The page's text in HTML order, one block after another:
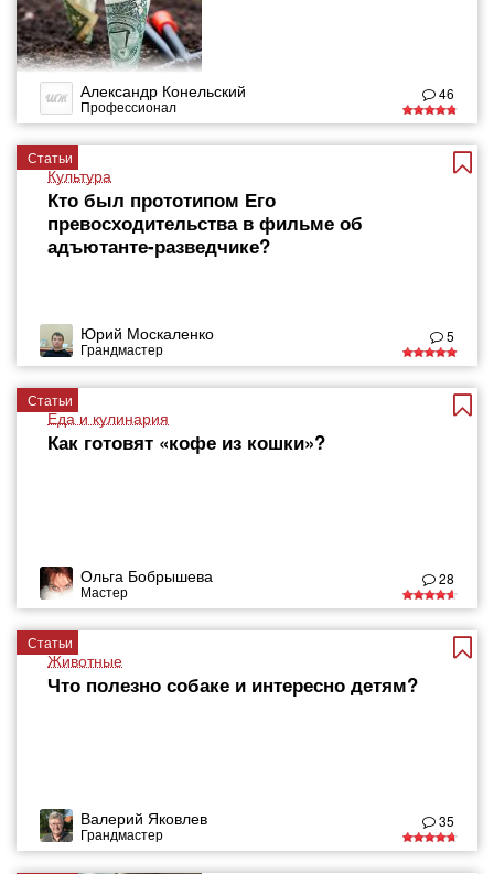
Александр Конельский
Профессионал
46
Статьи
Культура
Кто был прототипом Его
превосходительства в фильме об
адъютанте-разведчике?
Юрий Москаленко
Грандмастер
5
Статьи
Еда и кулинария
Как готовят «кофе из кошки»?
Ольга Бобрышева
Мастер
28
Статьи
Животные
Что полезно собаке и интересно детям?
Валерий Яковлев
Грандмастер
35